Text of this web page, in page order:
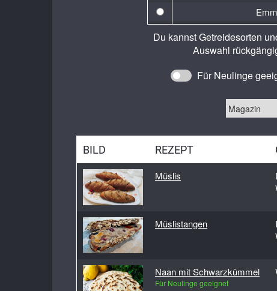
Du kannst Getreidesorten
Auswahl
Für Neulinge
BILD REZEPT
Müslis
Müslistangen
Naan mit Schwarzkümmel
Für Neulinge geeignet